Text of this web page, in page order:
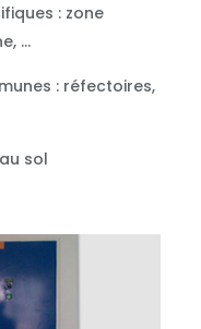
: zone
…
: réfectoires,
sol